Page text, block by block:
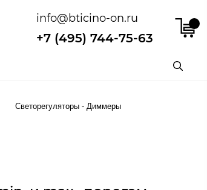
info@bticino-on.ru
+7 (495) 744-75-63
Светорегуляторы - Диммеры